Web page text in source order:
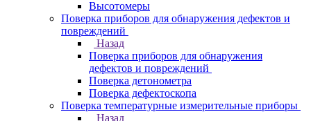
Высотомеры
Поверка приборов для обнаружения дефектов и
повреждений
Назад
Поверка приборов для обнаружения
дефектов и повреждений
Поверка детонометра
Поверка дефектоскопа
Поверка температурные измерительные приборы
Назад